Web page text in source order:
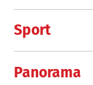
Sport
Panorama